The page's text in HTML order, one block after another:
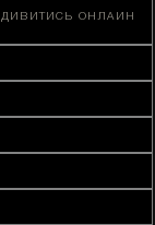
ДИВИТИСЬ ОНЛАЙН